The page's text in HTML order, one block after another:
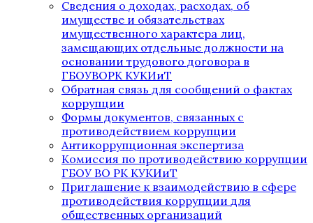
Сведения о доходах, расходах, об
имуществе и обязательствах
имущественного характера лиц,
замещающих отдельные должности на
основании трудового договора в
ГБОУВОРК КУКИиТ
Обратная связь для сообщений о фактах
коррупции
Формы документов, связанных с
противодействием коррупции
Антикоррупционная экспертиза
Комиссия по противодействию коррупции
ГБОУ ВО РК КУКИиТ
Приглашение к взаимодействию в сфере
противодействия коррупции для
общественных организаций